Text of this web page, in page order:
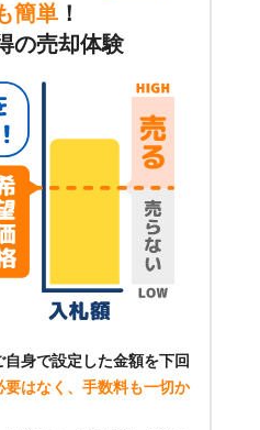
簡単 ！
の売却体験
身で設定した金額を下回
要はなく、手数料も一切か